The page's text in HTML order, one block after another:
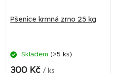
Pšenice krmná zrno 25 kg
Skladem (>5 ks)
300 Kč / ks